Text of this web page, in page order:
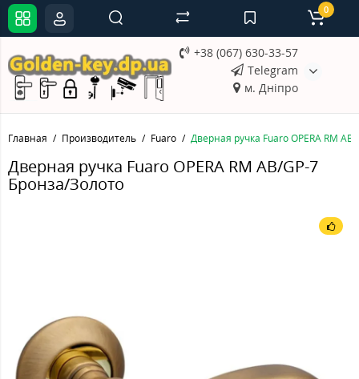
+38 (067) 630-33-57
Telegram
м. Дніпро
0
Главная Производитель Fuaro Дверная ручка Fuaro OPERA RM
Дверная ручка Fuaro OPERA RM AB/GP-7
Бронза/Золото